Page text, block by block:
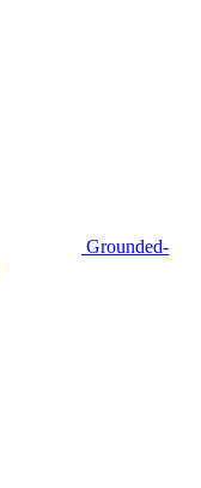
Grounded-